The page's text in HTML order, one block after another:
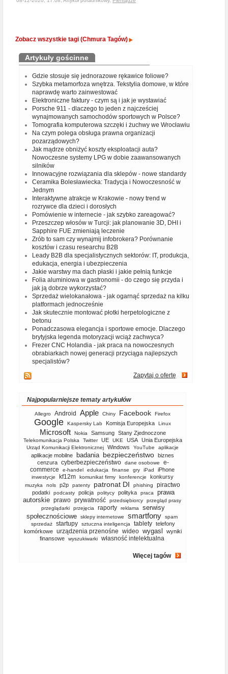
Zobacz wszystkie tagi (Chmura Tagów)
Artykuły gościnne
Gdzie stosuje się jednorazowe rękawice foliowe?
Szybka metamorfoza wnętrza. Tekstylia domowe, w które
naprawdę warto zainwestować
Elektroniczne faktury - czym są i jak je wystawiać
Porsche 911 - dlaczego to jeden z najcześciej
wynajmowanych samochodów sportowych w Polsce?
Tomografia komputerowa szczęki i żuchwy we Wrocławiu
Na czym polega obsługa prawna organizacji
pozarządowych?
Jak mądrze obniżyć koszty eksploatacji auta?
Nowoczesne systemy LPG w dobie zaawansowanych
silników
Innowacyjne rozwiązania dla sklepów - nowe standardy
Ceramika Bolesławiecka: Tradycja i Nowoczesność w
Jednym
Interaktywne atrakcje w Krakowie - nowy trend w
rozrywce dla dzieci i dorosłych
Pomówienie w internecie - jak szybko zareagować?
Przeszczep włosów w Turcji: jak planowanie 3D, DHI i
Sapphire FUE zmieniają leczenie
Zrób to sam czy wynajmij infobrokera? Porównanie
kosztów i czasu researchu B2B
Leady B2B dla specjalistycznych sektorów: IT, produkcja,
edukacja, energia i ubezpieczenia
Jakie warstwy ma dach płaski i jakie pełnią funkcje
Folia aluminiowa w gastronomii - do czego się przyda i
jak ją dobrze wykorzystać?
Sprzedaż wielokanałowa - jak ogarnąć sprzedaż na kilku
platformach jednocześnie
Jak skutecznie montować płotki herpetologiczne z
betonu
Ponadczasowa elegancja i sportowe emocje. Dlaczego
brytyjska legenda motoryzacji wciąż zachwyca?
Frezer CNC Holandia - jak praca na nowoczesnych
obrabiarkach nowej generacji przyciąga najlepszych
specjalistów?
Zapytaj o ofertę
Najpopularniejsze tematy artykułów
Allegro Android Apple Chiny Facebook Firefox
Google Kaspersky Lab Komisja Europejska Linux
Microsoft Nokia Samsung Stany Zjednoczone
Telekomunikacja Polska Twitter UE UKE USA Unia Europejska
Urząd Komunikacji Elektronicznej Windows YouTube aplikacje
aplikacje mobilne badania bezpieczeństwo biznes
cenzura cyberbezpieczeństwo dane osobowe
e-
commerce
e-handel edukacja finanse gry iPad iPhone
inwestycje kf12m komunikat firmy konferencje konkursy
muzyka nols p2p patenty patronat DI phishing piractwo
podatki podcasty policja politycy polityka praca
prawa
autorskie prawo prywatność przedsiębiorcy
przegląd prasy
przeglądarki
przejęcia raporty reklama
serwisy
społecznościowe
sklepy internetowe smartfony
spam
sprzedaż
startupy sztuczna inteligencja tablety telefony
komórkowe
urządzenia przenośne wideo wygasl
wyniki
finansowe
wyszukiwarki własność intelektualna
Więcej tagów